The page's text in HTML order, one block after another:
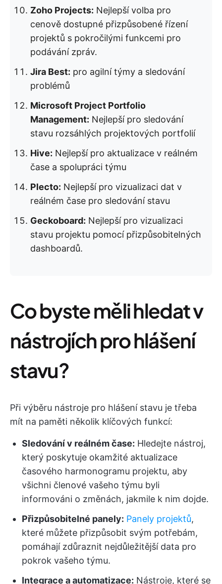
Zoho Projects: Nejlepší volba pro
cenově dostupné přizpůsobené řízení
projektů s pokročilými funkcemi pro
podávání zpráv.
Jira Best: pro agilní týmy a sledování
problémů
Microsoft Project Portfolio
Management: Nejlepší pro sledování
stavu rozsáhlých projektových portfolií
Hive: Nejlepší pro aktualizace v reálném
čase a spolupráci týmu
Plecto: Nejlepší pro vizualizaci dat v
reálném čase pro sledování stavu
Geckoboard: Nejlepší pro vizualizaci
stavu projektu pomocí přizpůsobitelných
dashboardů.
Co byste měli hledat v
nástrojích pro hlášení
stavu?
Při výběru nástroje pro hlášení stavu je třeba
mít na paměti několik klíčových funkcí:
Sledování v reálném čase: Hledejte nástroj,
který poskytuje okamžité aktualizace
časového harmonogramu projektu, aby
všichni členové vašeho týmu byli
informováni o změnách, jakmile k nim dojde.
Přizpůsobitelné panely: Panely projektů,
které můžete přizpůsobit svým potřebám,
pomáhají zdůraznit nejdůležitější data pro
pokrok vašeho týmu.
Integrace a automatizace: Nástroje, které se